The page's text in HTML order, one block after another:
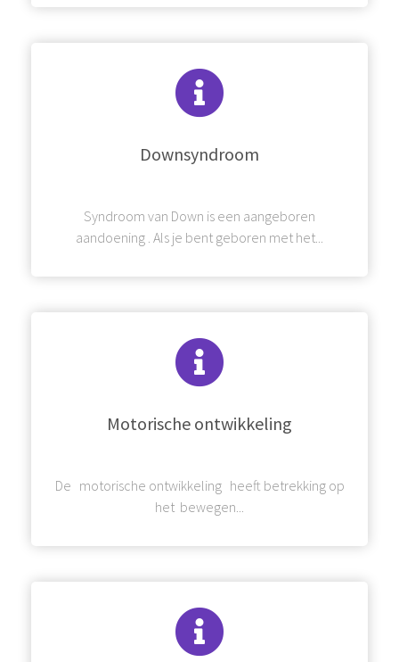
Downsyndroom
Syndroom van Down is een aangeboren
aandoening . Als je bent geboren met het...
Motorische ontwikkeling
De motorische ontwikkeling heeft betrekking op
het bewegen...